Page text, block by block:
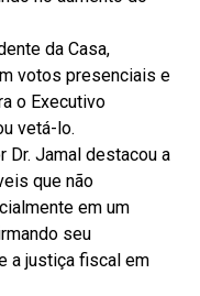
da Casa,
votos presenciais e
o Executivo
vetá-lo.
Dr. Jamal destacou a
que não
em um
seu
a justiça fiscal em